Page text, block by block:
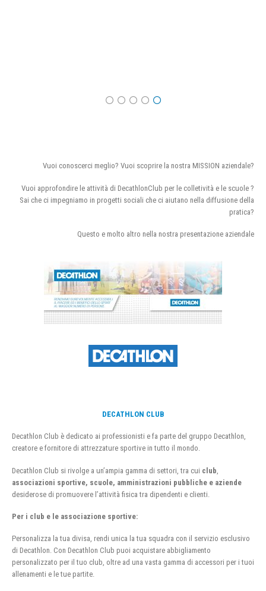
Vuoi conoscerci meglio? Vuoi scoprire la nostra MISSION aziendale?
Vuoi approfondire le attività di DecathlonClub per le colletività e le scuole ?
Sai che ci impegniamo in progetti sociali che ci aiutano nella diffusione della
pratica?
Questo e molto altro nella nostra presentazione aziendale
DECATHLON CLUB
Decathlon Club è dedicato ai professionisti e fa parte del gruppo Decathlon,
creatore e fornitore di attrezzature sportive in tutto il mondo.
Decathlon Club si rivolge a un’ampia gamma di settori, tra cui club
associazioni sportive, scuole, amministrazioni pubbliche e aziende
desiderose di promuovere l’attività fisica tra dipendenti e clienti.
Per i club e le associazione sportive:
Personalizza la tua divisa, rendi unica la tua squadra con il servizio esclusivo
di Decathlon. Con Decathlon Club puoi acquistare abbigliamento
personalizzato per il tuo club, oltre ad una vasta gamma di accessori per i tuoi
allenamenti e le tue partite.